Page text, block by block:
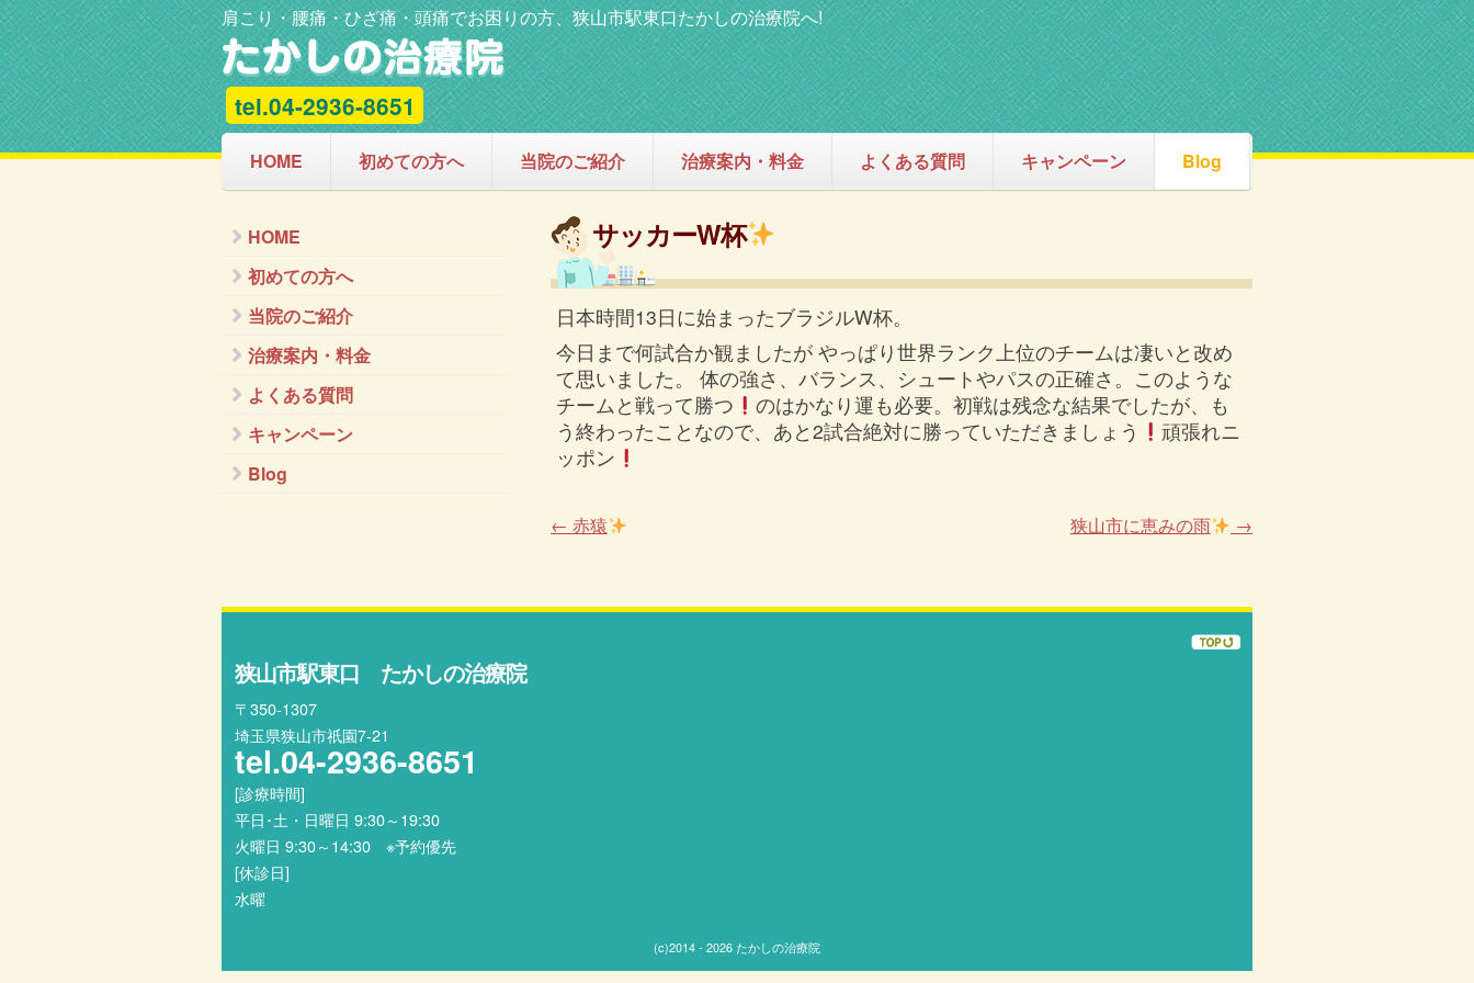
肩こり・腰痛・ひざ痛・頭痛でお困りの方、狭山市駅東口たかしの治療院へ!
tel.04-2936-8651
HOME 初めての方へ 当院のご紹介 治療案内・料金 よくある質問 キャンペーン Blog
サッカーW杯
日本時間13日に始まったブラジルW杯。
今日まで何試合か観ましたが やっぱり世界ランク上位のチームは凄いと改め
て思いました。 体の強さ、バランス、シュートやパスの正確さ。このような
チームと戦って勝つ
のはかなり運も必要。初戦は残念な結果でしたが、も
う終わったことなので、あと2試合絶対に勝っていただきましょう
頑張れニ
ッポン
← 赤猿 狭山市に恵みの雨 →
HOME
初めての方へ
当院のご紹介
治療案内・料金
よくある質問
キャンペーン
Blog
狭山市駅東口 たかしの治療院
〒350-1307
埼玉県狭山市祇園7-21
tel.04-2936-8651
[診療時間]
平日･土・日曜日 9:30～19:30
火曜日 9:30～14:30 ※予約優先
[休診日]
水曜
(c)2014 - 2026 たかしの治療院